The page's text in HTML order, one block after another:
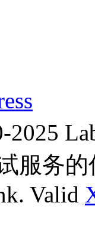
2025
服务
Valid